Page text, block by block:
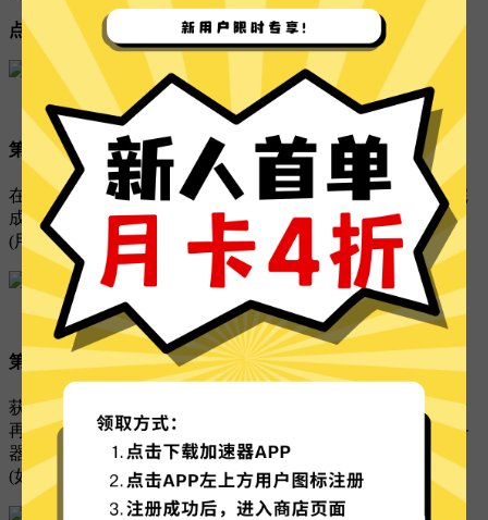
点击下载 Outline
第二步，获取线路密钥：
在 官网-用户中心 - 线路列表 中,点击：获取密钥按钮,即可完
成复制.
(用户可获取并添加多个不同的线路密钥至outline中)
第三步，在outline中添加线路密钥：
获取完线路密钥后,打开outline客户端,点击右上角“加号”,然后
再输入框里粘贴刚获取的密钥，最后点击右下角的“添加服务
器” .
(如果有自动识别到密钥,请直接点击“添加服务器”即可)